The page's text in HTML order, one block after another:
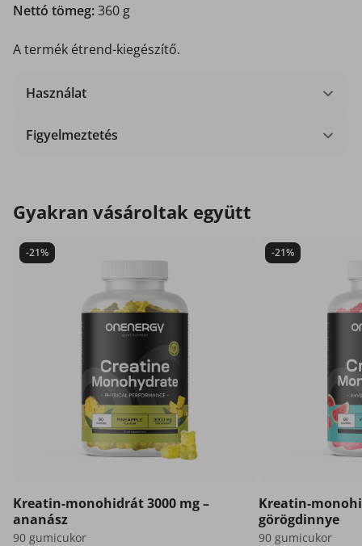
Nettó tömeg:360 g
A termék étrend-kiegészítő.
Használat
Figyelmeztetés
Gyakran vásároltak együtt
-21%
Kreatin-monohidrát 3000 mg –
ananász
90 gumicukor
-21%
Kreatin-
görögdinnye
90 gumicukor